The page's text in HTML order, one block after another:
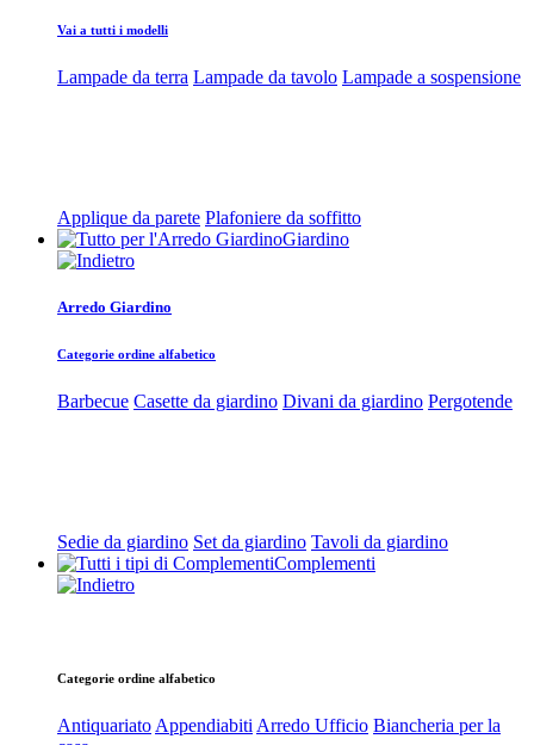
Vai a tutti i modelli
Lampade da terra Lampade da tavolo Lampade a sospensione
Applique da parete Plafoniere da soffitto
Giardino
Arredo Giardino
Categorie ordine alfabetico
Barbecue Casette da giardino Divani da giardino Pergotende
Sedie da giardino Set da giardino Tavoli da giardino
Complementi
Categorie ordine alfabetico
Antiquariato Appendiabiti Arredo Ufficio Biancheria per la